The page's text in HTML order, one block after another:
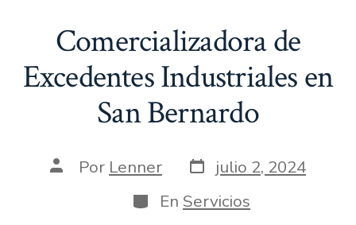
Comercializadora de
Excedentes Industriales en
San Bernardo
AutorPor Lenner Fecha
de
publicación
julio 2, 2024
Categorías
En Servicios